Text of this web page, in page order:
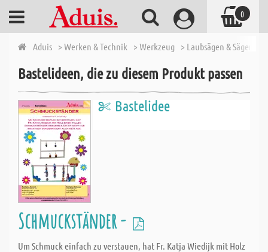
Aduis > Werken & Technik > Werkzeug > Laubsägen & Sägen
Bastelideen, die zu diesem Produkt passen
Bastelidee
Schmuckständer -
Um Schmuck einfach zu verstauen, hat Fr. Katja Wiedijk mit Holz
0